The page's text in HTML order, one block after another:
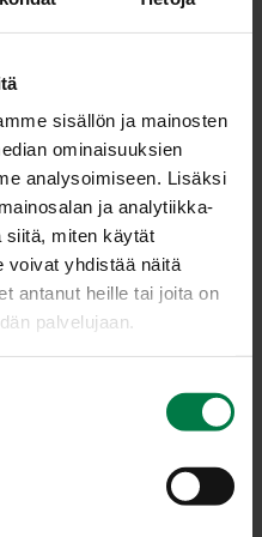
sisällön ja mainosten
ominaisuuksien
analysoimiseen. Lisäksi
ja analytiikka-
siitä, miten käytät
voivat yhdistää näitä
antanut heille tai joita on
palvelujaan.
raasteeksi.
lisää vähin erin
ja
voidellussa